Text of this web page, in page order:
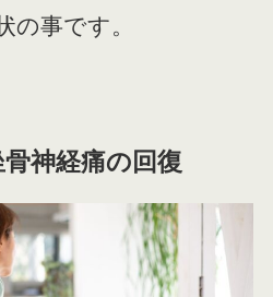
の事です。
神経痛の回復